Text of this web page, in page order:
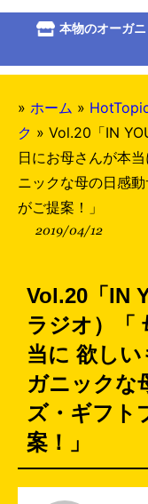
本物のオーガ
» ホーム »
ク » Vol.20「IN
日にお母さんが本
ニックな母の日感
がご提案！」
2019/04/12
Vol.20「IN
ラジオ）「
当に 欲し
ガニックな
ズ・ギフト
案！」